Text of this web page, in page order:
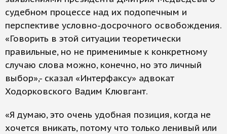
судебном процессе над их подопечным и
перспективе условно-досрочного освобождения.
«Говорить в этой ситуации теоретически
правильные, но не применимые к конкретному
случаю слова можно, конечно, но это личный
выбор»,- сказал «Интерфаксу» адвокат
Ходорковского Вадим Клювгант.
«Я думаю, это очень удобная позиция, когда не
хочется вникать, потому что только ленивый или